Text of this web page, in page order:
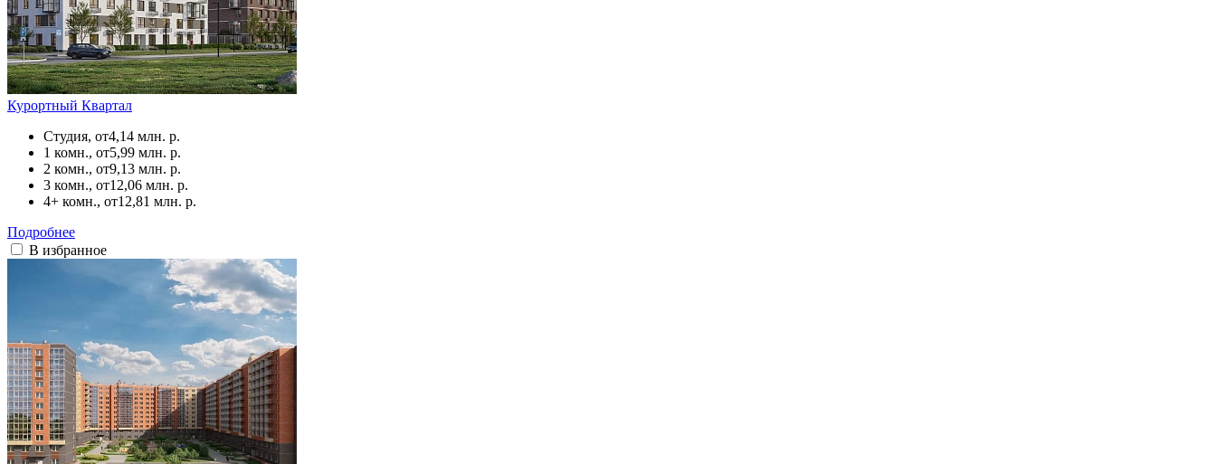
Курортный Квартал
Студия, от4,14 млн. р.
1 комн., от5,99 млн. р.
2 комн., от9,13 млн. р.
3 комн., от12,06 млн. р.
4+ комн., от12,81 млн. р.
Подробнее
В избранное